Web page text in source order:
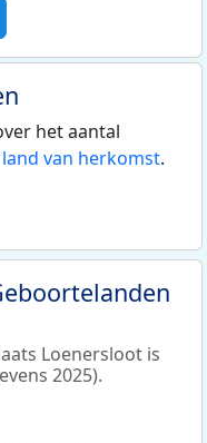
het aantal
land van herkomst.
Loenersloot is
2025).